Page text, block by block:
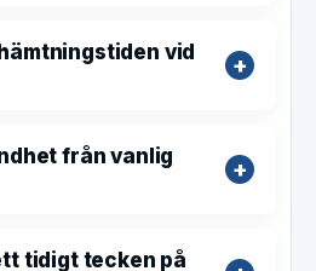
vid
från vanlig
tidigt tecken på